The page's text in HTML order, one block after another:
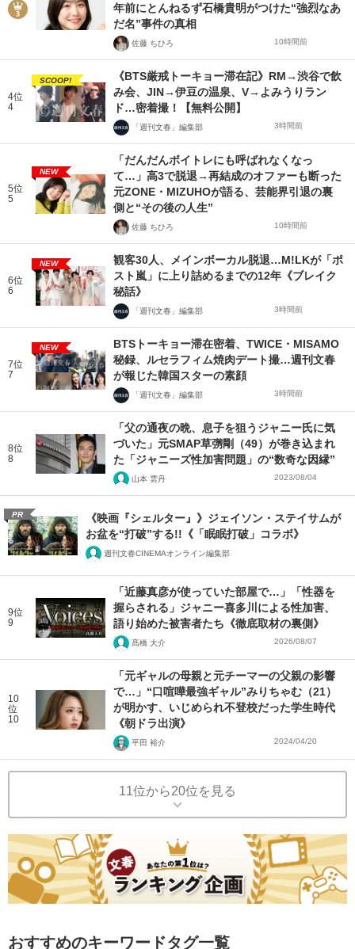
年前にとんねるず石橋貴明がつけた“強烈なあ
だ名”事件の真相
佐藤 ちひろ 10時間前
4位
4
SCOOP!
《BTS厳戒トーキョー滞在記》RM→渋谷で飲
み会、JIN→伊豆の温泉、V→よみうりラン
ド…密着撮！【無料公開】
「週刊文春」編集部 3時間前
5位
5
NEW
「だんだんボイトレにも呼ばれなくなっ
て…」高3で脱退→再結成のオファーも断った
元ZONE・MIZUHOが語る、芸能界引退の裏
側と“その後の人生”
佐藤 ちひろ 10時間前
6位
6
NEW
観客30人、メインボーカル脱退…M!LKが「ポ
スト嵐」に上り詰めるまでの12年《ブレイク
秘話》
「週刊文春」編集部 3時間前
7位
7
NEW
BTSトーキョー滞在密着、TWICE・MISAMO
秘録、ルセラフィム焼肉デート撮…週刊文春
が報じた韓国スターの素顔
「週刊文春」編集部 3時間前
8位
8
「父の通夜の晩、息子を狙うジャニー氏に気
づいた」元SMAP草彅剛（49）が巻き込まれ
た「ジャニーズ性加害問題」の“数奇な因縁”
山本 雲丹 2023/08/04
PR
《映画『シェルター』》ジェイソン・ステイサムが
お盆を“打破”する!!《「眠眠打破」コラボ》
週刊文春CINEMAオンライン編集部
9位
9
「近藤真彦が使っていた部屋で…」「性器を
握らされる」ジャニー喜多川による性加害、
語り始めた被害者たち《徹底取材の裏側》
髙橋 大介 2026/08/07
10
位
10
「元ギャルの母親と元チーマーの父親の影響
で…」“口喧嘩最強ギャル”みりちゃむ（21）
が明かす、いじめられ不登校だった学生時代
《朝ドラ出演》
平田 裕介 2024/04/20
11位から20位を見る
おすすめのキーワードタグ一覧